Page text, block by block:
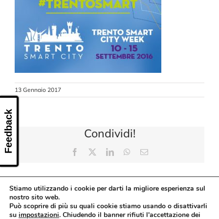
CONTATTI
13 Gennaio 2017
Condividi!
Facebook LinkedInWhatsApp
Email
Stiamo utilizzando i cookie per darti la migliore esperienza sul
nostro sito web.
Può scoprire di più su quali cookie stiamo usando o disattivarli
su impostazioni. Chiudendo il banner rifiuti l'accettazione dei
Feedback